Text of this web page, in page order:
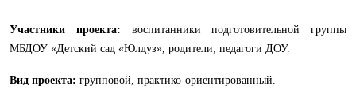
Участники проекта: воспитанники подготовительной группы
МБДОУ «Детский сад «Юлдуз», родители; педагоги ДОУ.
Вид проекта: групповой, практико-ориентированный.